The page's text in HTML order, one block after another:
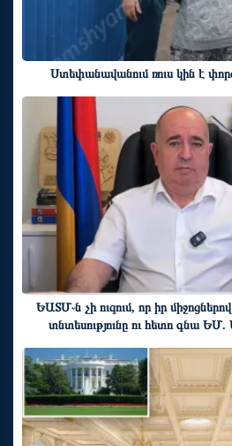
Ստեփանավանում ռուս կին է
ԵԱՏՄ֊ն չի ուզում, որ իր
տնտեսությունը ու հետո գնա